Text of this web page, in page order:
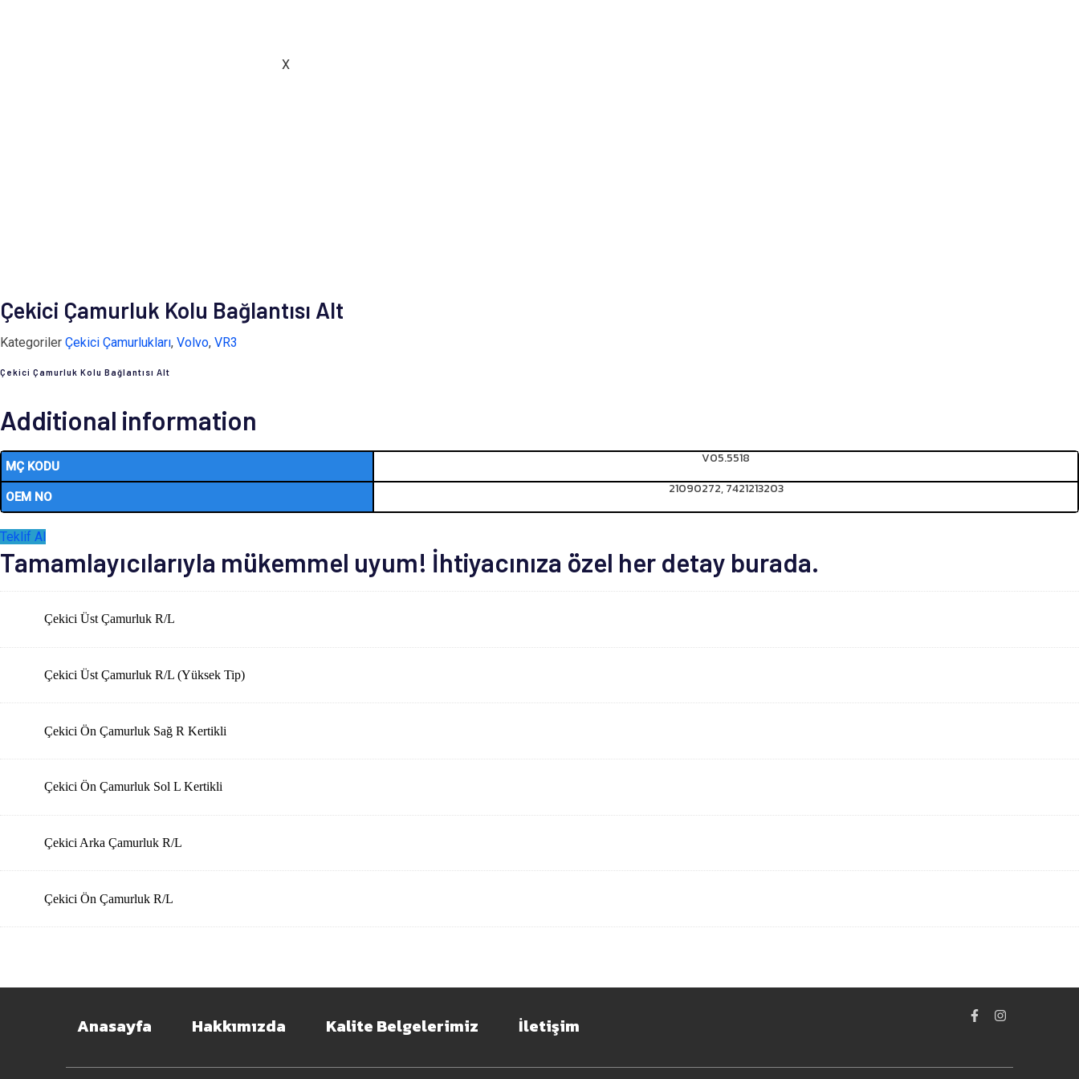
X
Çekici Çamurluk Kolu Bağlantısı Alt
Kategoriler Çekici Çamurlukları, Volvo, VR3
Çekici Çamurluk Kolu Bağlantısı Alt
Additional information
MÇ KODU V05.5518
OEM NO 21090272, 7421213203
Teklif Al
Tamamlayıcılarıyla mükemmel uyum! İhtiyacınıza özel her detay burada.
Çekici Üst Çamurluk R/L
Çekici Üst Çamurluk R/L (Yüksek Tip)
Çekici Ön Çamurluk Sağ R Kertikli
Çekici Ön Çamurluk Sol L Kertikli
Çekici Arka Çamurluk R/L
Çekici Ön Çamurluk R/L
Anasayfa Hakkımızda Kalite Belgelerimiz İletişim